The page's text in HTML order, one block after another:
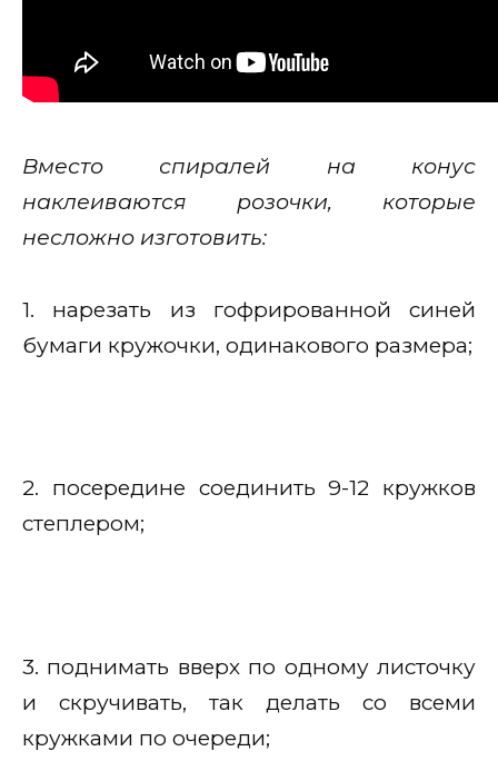
Вместо спиралей на конус
наклеиваются розочки, которые
несложно изготовить:
1. нарезать из гофрированной синей
бумаги кружочки, одинакового размера;
2. посередине соединить 9-12 кружков
степлером;
3. поднимать вверх по одному листочку
и скручивать, так делать со всеми
кружками по очереди;